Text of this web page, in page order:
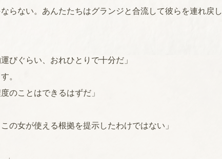
らない。あんたたちはグランジと合流して彼らを連れ戻し
びぐらい、おれひとりで十分だ」
。
のことはできるはずだ」
の女が使える根拠を提示したわけではない」